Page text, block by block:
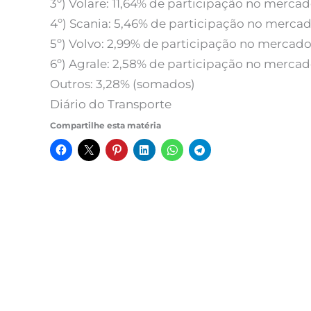
3º) Volare: 11,64% de participação no
4º) Scania: 5,46% de participação no
5º) Volvo: 2,99% de participação no
6º) Agrale: 2,58% de participação no
Outros: 3,28% (somados)
Diário do Transporte
Compartilhe esta matéria